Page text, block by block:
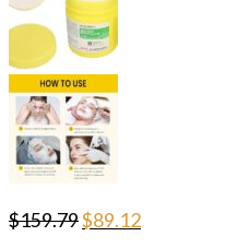
$159.79元
$89.12現